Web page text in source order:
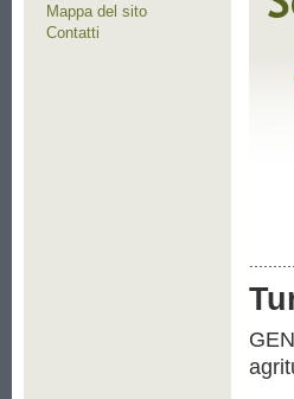
Mappa del sito
Contatti